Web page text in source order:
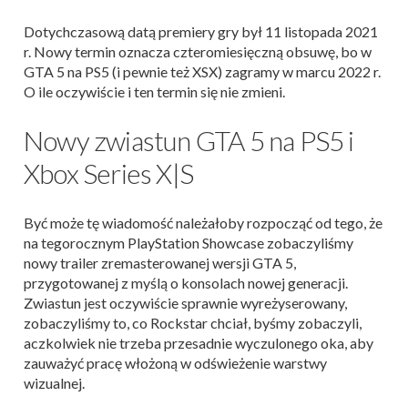
Dotychczasową datą premiery gry był 11 listopada 2021
r. Nowy termin oznacza czteromiesięczną obsuwę, bo w
GTA 5 na PS5 (i pewnie też XSX) zagramy w marcu 2022 r.
O ile oczywiście i ten termin się nie zmieni.
Nowy zwiastun GTA 5 na PS5 i
Xbox Series X|S
Być może tę wiadomość należałoby rozpocząć od tego, że
na tegorocznym PlayStation Showcase zobaczyliśmy
nowy trailer zremasterowanej wersji GTA 5,
przygotowanej z myślą o konsolach nowej generacji.
Zwiastun jest oczywiście sprawnie wyreżyserowany,
zobaczyliśmy to, co Rockstar chciał, byśmy zobaczyli,
aczkolwiek nie trzeba przesadnie wyczulonego oka, aby
zauważyć pracę włożoną w odświeżenie warstwy
wizualnej.